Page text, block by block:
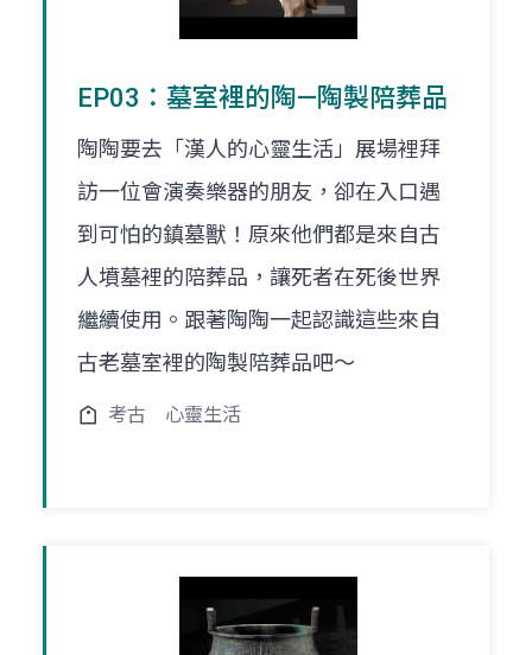
EP03：墓室裡的陶—陶製陪葬品
陶陶要去「漢人的心靈生活」展場裡拜
訪一位會演奏樂器的朋友，卻在入口遇
到可怕的鎮墓獸！原來他們都是來自古
人墳墓裡的陪葬品，讓死者在死後世界
繼續使用。跟著陶陶一起認識這些來自
古老墓室裡的陶製陪葬品吧～
考古 心靈生活